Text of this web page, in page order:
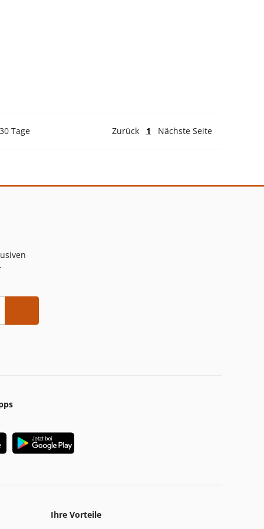
Tage Zurück 1 Nächste Seite
Ihre Vorteile